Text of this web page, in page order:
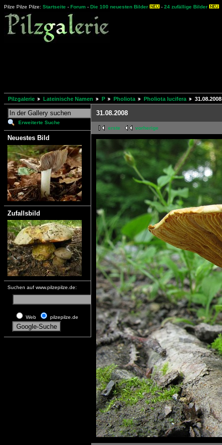
Pilze Pilze Pilze: Startseite - Forum - Die 100 neuesten Bilder - 24 zufällige Bilder
Pilzgalerie Lateinische Namen P Pholiota Pholiota lucifera 31.08.2008
Erweiterte Suche
Neuestes Bild
Zufallsbild
Suchen auf www.pilzepilze.de:
Web pilzepilze.de
31.08.2008
erste vorherige